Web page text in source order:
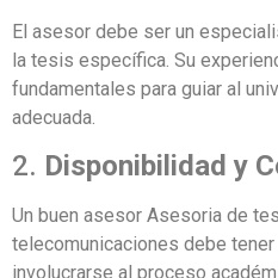
El asesor debe ser un
la tesis específica. Su
fundamentales para guiar al
adecuada.
2. Disponibilidad y
Un buen asesor Asesoria de
telecomunicaciones debe
involucrarse al proceso